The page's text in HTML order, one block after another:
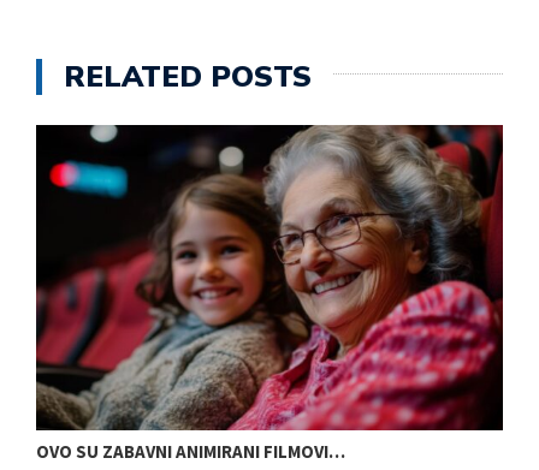
RELATED POSTS
OVO SU ZABAVNI ANIMIRANI FILMOVI…